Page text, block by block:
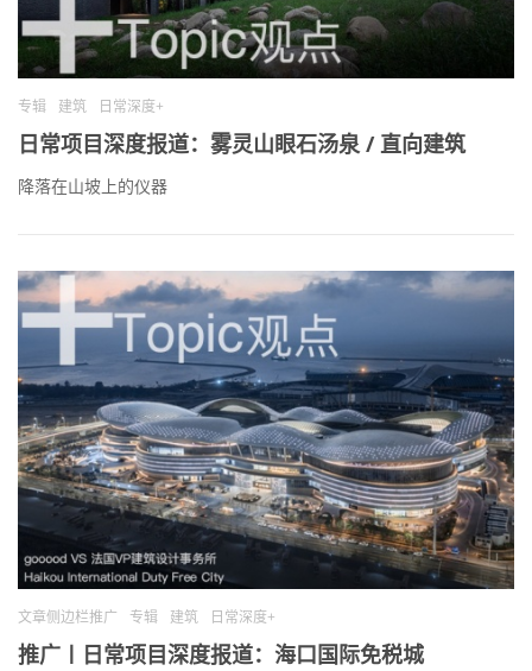
专辑 建筑 日常深度+
日常项目深度报道：雾灵山眼石汤泉 / 直向建筑
降落在山坡上的仪器
文章侧边栏推广 专辑 建筑 日常深度+
推广〡日常项目深度报道：海口国际免税城